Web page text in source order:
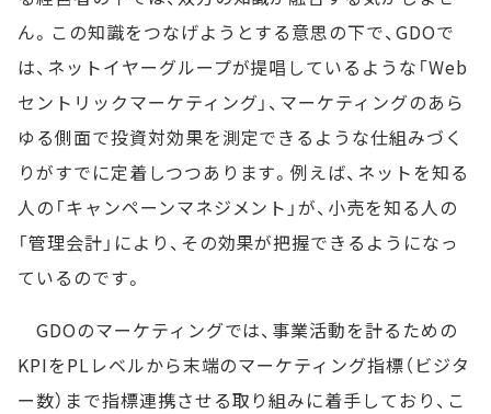
ん。この知識をつなげようとする意思の下で、GDOで
は、ネットイヤーグループが提唱しているような「Web
セントリックマーケティング」、マーケティングのあら
ゆる側面で投資対効果を測定できるような仕組みづく
りがすでに定着しつつあります。例えば、ネットを知る
人の「キャンペーンマネジメント」が、小売を知る人の
「管理会計」により、その効果が把握できるようになっ
ているのです。
GDOのマーケティングでは、事業活動を計るための
KPIをPLレベルから末端のマーケティング指標（ビジタ
ー数）まで指標連携させる取り組みに着手しており、こ